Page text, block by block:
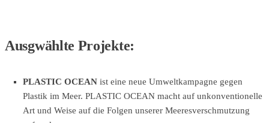
Ausgwählte Projekte:
PLASTIC OCEAN ist eine neue Umweltkampagne gegen
Plastik im Meer. PLASTIC OCEAN macht auf unkonventionelle
Art und Weise auf die Folgen unserer Meeresverschmutzung